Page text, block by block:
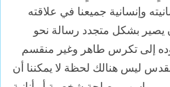
وإنسانية جميعنا في علاقته
يصير بشكل متجدد رسالة نحو
إلى تكرس طاهر وغير منقسم
ليس هنالك لحظة لا يمكننا أن